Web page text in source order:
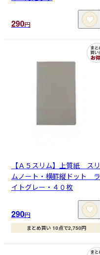
290円
【Ａ５スリム】上質紙 スリ
ムノート・横罫縦ドット ラ
イトグレー・４０枚
290円
まとめ買い 10点で2,750円